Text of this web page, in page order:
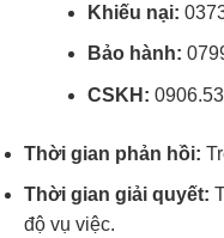
Khiếu nại:
Bảo hành:
CSKH:
Thời gian phản hồi:
Thời gian giải quyết:
độ vụ việc.